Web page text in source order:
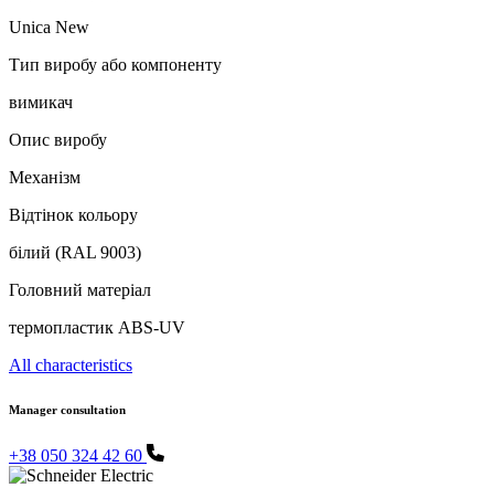
Unica New
Тип виробу або компоненту
вимикач
Опис виробу
Механізм
Відтінок кольору
білий (RAL 9003)
Головний матеріал
термопластик ABS-UV
All characteristics
Manager consultation
+38 050 324 42 60